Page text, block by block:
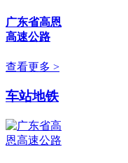
广东省高恩
高速公路
查看更多 >
车站地铁